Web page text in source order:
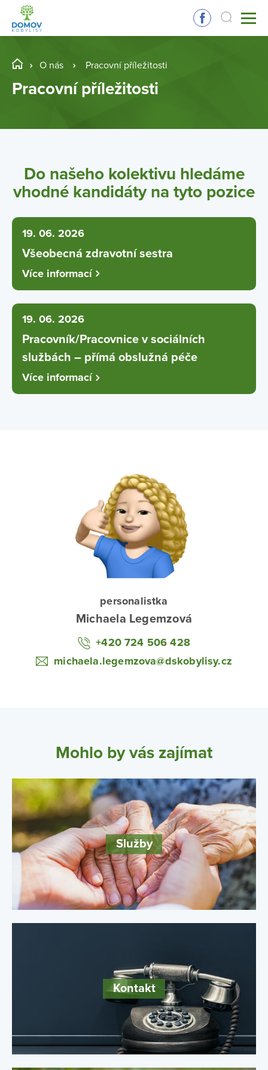
O nás Pracovní příležitosti
Pracovní příležitosti
Do našeho kolektivu hledáme
vhodné kandidáty na tyto pozice
19. 06. 2026
Všeobecná zdravotní sestra
Více informací
19. 06. 2026
Pracovník/Pracovnice v sociálních
službách – přímá obslužná péče
Více informací
personalistka
Michaela Legemzová
+420 724 506 428
michaela.legemzova@dskobylisy.cz
Mohlo by vás zajímat
Služby
Kontakt